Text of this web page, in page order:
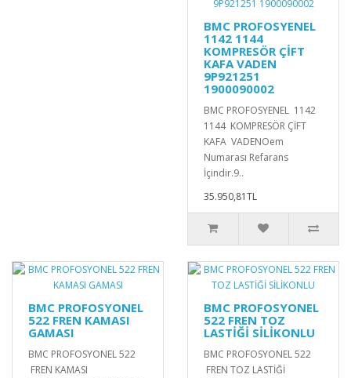
BMC PROFOSYENEL
1142 1144
KOMPRESÖR ÇİFT
KAFA VADEN
9P921251
1900090002
BMC PROFOSYENEL 1142
1144 KOMPRESÖR ÇİFT
KAFA VADENOem
Numarası Refarans
İçindir.9..
35.950,81TL
BMC PROFOSYONEL
522 FREN KAMASI
GAMASI
BMC PROFOSYONEL 522
FREN KAMASI
BMC PROFOSYONEL
522 FREN TOZ
LASTİĞİ SİLİKONLU
BMC PROFOSYONEL 522
FREN TOZ LASTİĞİ